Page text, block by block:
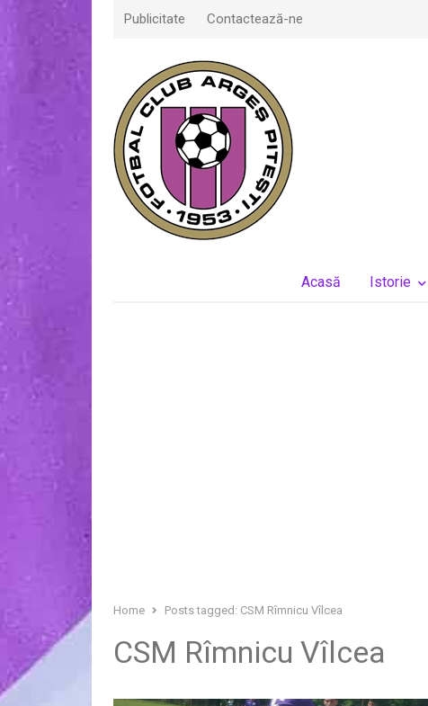
Publicitate Contactează-ne
Acasă Istorie
Home Posts tagged: CSM Rîmnicu Vîlcea
CSM Rîmnicu Vîlcea